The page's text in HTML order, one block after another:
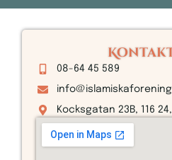
08-64 45 589
Kocksgatan 23B, 116